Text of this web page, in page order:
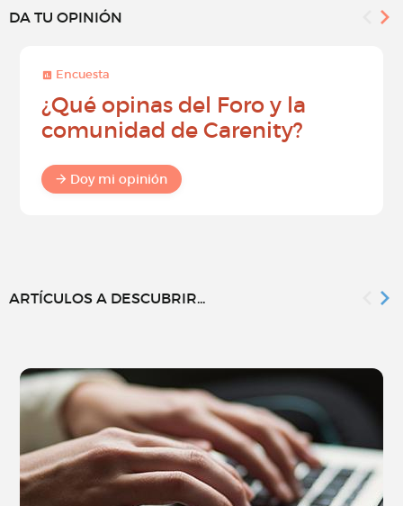
DA TU OPINIÓN
Encuesta
¿Qué opinas del Foro y la
comunidad de Carenity?
Doy mi opinión
ARTÍCULOS A DESCUBRIR...